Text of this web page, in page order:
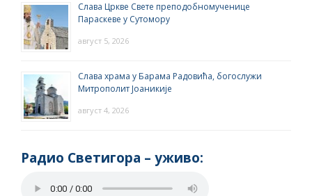
Слава Цркве Свете преподобномученице
Параскеве у Сутомору
август 5, 2026
Слава храма у Барама Радовића, богослужи
Митрополит Јоаникије
август 4, 2026
Радио Светигора – yживо: